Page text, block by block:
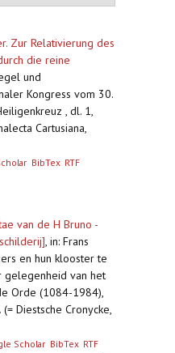
Zur Relativierung des
die reine
und
Kongress vom 30.
, dl. 1,
Cartusiana,
BibTex RTF
van de H Bruno -
, in: Frans
en hun klooster te
gelegenheid van het
Orde (1084-1984),
Diestsche Cronycke,
Scholar BibTex RTF